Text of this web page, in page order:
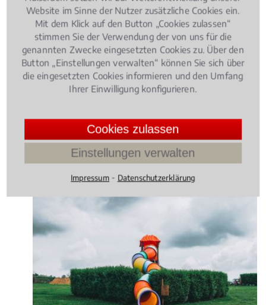
Elternzeit: Worauf Arbeitnehmer
achten müssen!
Website im Sinne der Nutzer zusätzliche Cookies ein.
Mit dem Klick auf den Button „Cookies zulassen“
stimmen Sie der Verwendung der von uns für die
genannten Zwecke eingesetzten Cookies zu. Über den
Button „Einstellungen verwalten“ können Sie sich über
die eingesetzten Cookies informieren und den Umfang
Ihrer Einwilligung konfigurieren.
Cookies zulassen
Einstellungen verwalten
Impressum ⁃ Datenschutzerklärung